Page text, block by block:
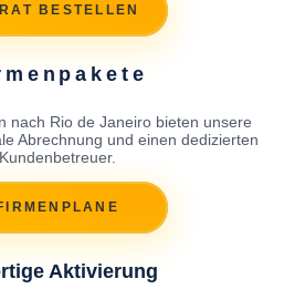
BESTELLEN
nach Rio de Janeiro bieten unsere
Abrechnung und einen dedizierten
Kundenbetreuer.
Aktivierung